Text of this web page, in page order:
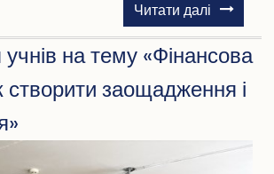
академією правових наук
середовище
Читати далі про
Тренінг
для
на
"Куди
учнів на тему «Фінансова
створити заощадження і